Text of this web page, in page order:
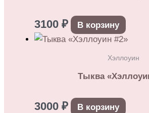
3100 ₽ В корзину
Хэллоуин
Тыква
3000 ₽ В корзину